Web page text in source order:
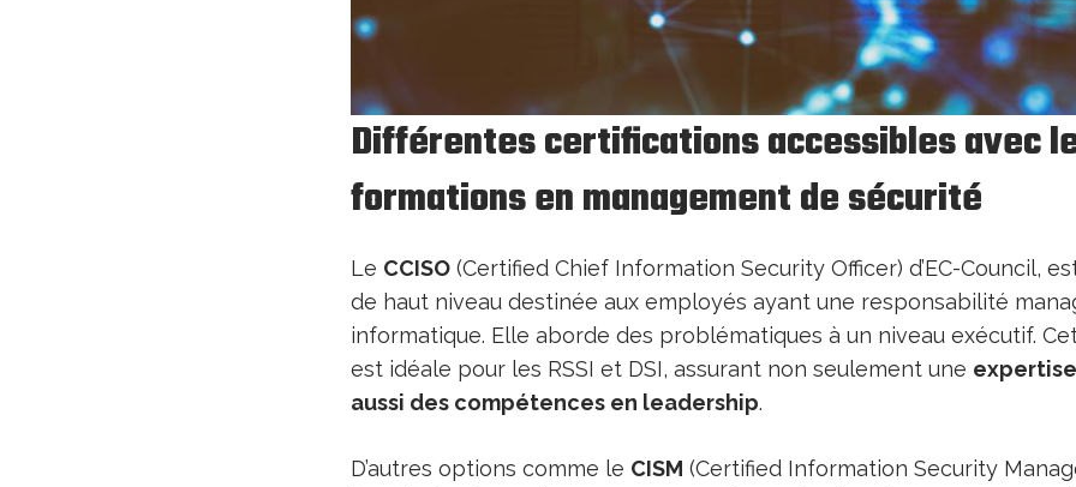
Différentes certifications accessibles avec
formations en management de sécurité
Le CCISO (Certified Chief Information Security Officer) d’EC-Council,
de haut niveau destinée aux employés ayant une responsabilité
informatique. Elle aborde des problématiques à un niveau exécutif.
est idéale pour les RSSI et DSI, assurant non seulement une
aussi des compétences en leadership.
D’autres options comme le CISM (Certified Information Security